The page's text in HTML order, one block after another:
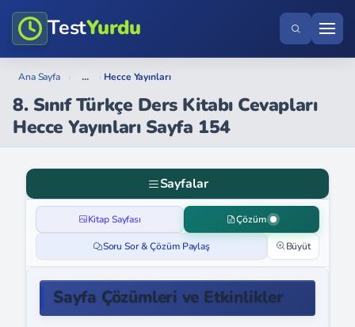
TestYurdu
Ana Sayfa › ... › Hecce Yayınları
8. Sınıf Türkçe Ders Kitabı Cevapları
Hecce Yayınları Sayfa 154
Sayfalar
Kitap Sayfası Çözüm
Soru Sor & Çözüm Paylaş Büyüt
Sayfa Çözümleri ve Etkinlikler